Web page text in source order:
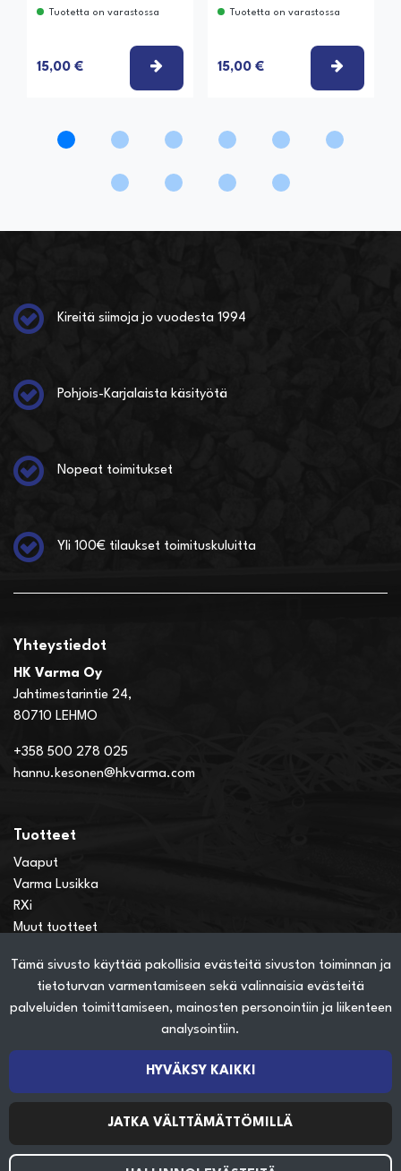
Tämä sivusto käyttää pakollisia evästeitä sivuston toiminnan ja
tietoturvan varmentamiseen sekä valinnaisia evästeitä
palveluiden toimittamiseen, mainosten personointiin ja liikenteen
analysointiin.
HYVÄKSY KAIKKI
JATKA VÄLTTÄMÄTTÖMILLÄ
Tuotetta on varastossa
15,00 € VALITSE VAIHTOEHTO
Tuotetta on varastossa
15,00 €
Kireitä siimoja jo vuodesta 1994
Pohjois-Karjalaista käsityötä
Nopeat toimitukset
Yli 100€ tilaukset toimituskuluitta
Yhteystiedot
HK Varma Oy
Jahtimestarintie 24,
80710 LEHMO
+358 500 278 025
hannu.kesonen@hkvarma.com
Tuotteet
Vaaput
Varma Lusikka
RXi
Muut tuotteet
Verkkokauppainfo
Näin teet ostoksia verkkokaupassa
Tietosuojaseloste
Seuraa sosiaalisessa mediassa